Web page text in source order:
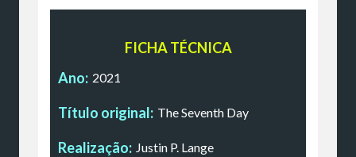
FICHA TÉCNICA
Ano: 2021
Título original: The Seventh Day
Realização: Justin P. Lange